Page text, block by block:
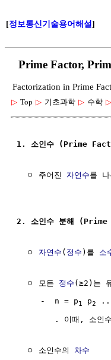
[정보통신기술용어해설]
Prime Factor,
Factorization in Prime
▷ Top ▷ 기초과학 ▷ 수학 ▷
1. 소인수 (Prime
  ㅇ 주어진
자연수를 나
2. 소인수 분해
  ㅇ
자연수 ( 정수 )를 소
  ㅇ 모든
정수 (≥2)는
     -  n = p
1 p2
. 이때, 소인수
  ㅇ 소인수의
차수